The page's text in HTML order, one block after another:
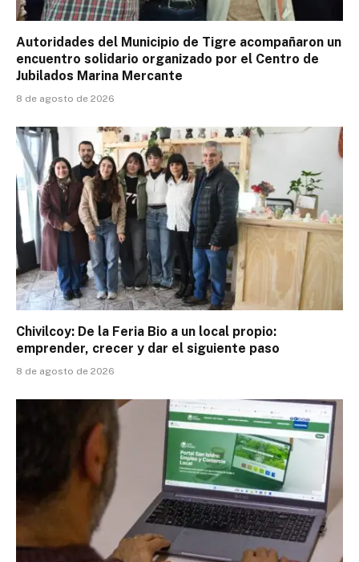
Autoridades del Municipio de Tigre acompañaron un
encuentro solidario organizado por el Centro de
Jubilados Marina Mercante
8 de agosto de 2026
Chivilcoy: De la Feria Bio a un local propio:
emprender, crecer y dar el siguiente paso
8 de agosto de 2026